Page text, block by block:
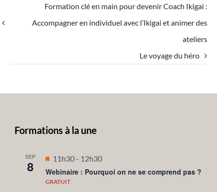
Formation clé en main pour devenir Coach Ikigai :
Accompagner en individuel avec l’Ikigai et animer des
ateliers
Le voyage du héro
Formations à la une
SEP
8
Mis
en
avant
11h30- 12h30
Webinaire : Pourquoi on ne se comprend pas ?
GRATUIT